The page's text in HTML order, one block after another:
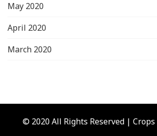
May 2020
April 2020
March 2020
© 2020 All Rights Reserved |